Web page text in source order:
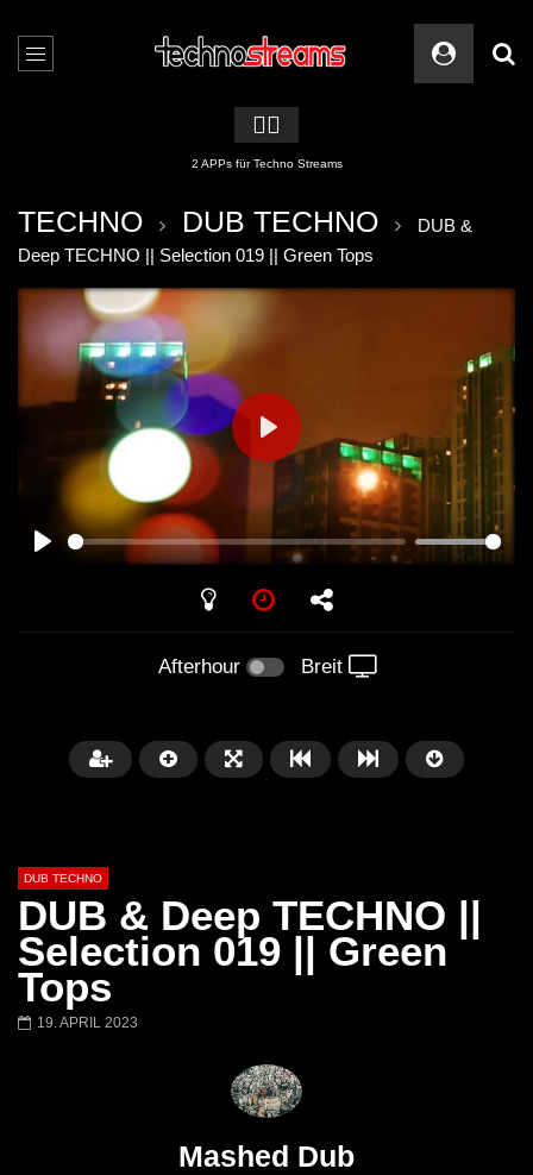
🏳️‍🌈
2 APPs für Techno Streams
TECHNO DUB TECHNO
DUB &
Deep TECHNO || Selection 019 || Green Tops
PLAY
Afterhour Breit
01:11:24
DUB TECHNO
DUB & Deep TECHNO ||
Selection 019 || Green
Tops
19. APRIL 2023
Mashed Dub